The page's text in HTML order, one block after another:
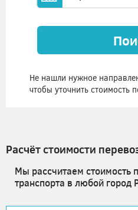
Не нашли нужное
чтобы уточнить стоимость
Расчёт стоимости
Мы рассчитаем стоимость
транспорта в любой город